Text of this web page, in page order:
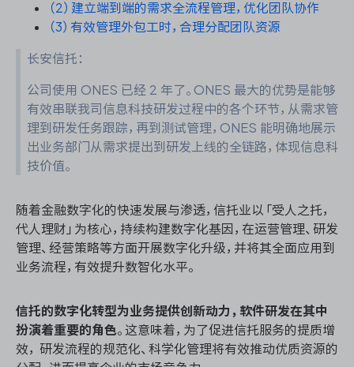
研发效能管理
资源和工时管理
服务台和工单管理
IPD 研发管理
ASPICE 研发管理
ONES 资讯
（2）建立端到端的需求全流程管理，优化团队协作
（3）有效管理外包工时，合理分配团队资源
长安信托：
公司使用 ONES 已经 2 年了。ONES 最大的优势是能够
有效串联我司信息科技研发过程中的各个环节，从需求管
理到研发任务跟踪，再到测试管理，ONES 能明确地展示
出业务部门从需求提出到研发上线的全链路，体现信息科
技价值。
随着金融数字化的快速发展与渗透，信托业以「受人之托，
代人理财」为核心，持续构建数字化基因，在运营管理、研发
管理、经营策略等方面开展数字化升级，并将其全面应用到
业务流程，有效提升数智化水平。
信托的数字化转型为业务提供创新动力，软件研发在其中
扮演着重要的角色。这意味着，为了促进信托服务的提质增
效， 研发流程的规范化、科学化管理将有效推动优质资源的